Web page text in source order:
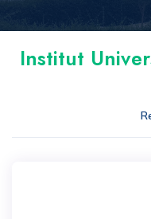
Institut